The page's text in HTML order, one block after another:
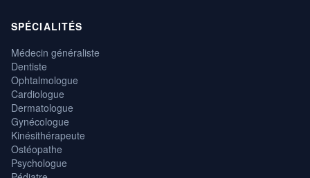
SPÉCIALITÉS
Médecin généraliste
Dentiste
Ophtalmologue
Cardiologue
Dermatologue
Gynécologue
Kinésithérapeute
Ostéopathe
Psychologue